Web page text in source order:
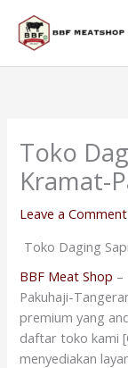
content
Toko
Kramat-
Leave a Comment
Toko Daging
BBF Meat Shop –
Pakuhaji-
premium yang
daftar toko kami
menyediakan